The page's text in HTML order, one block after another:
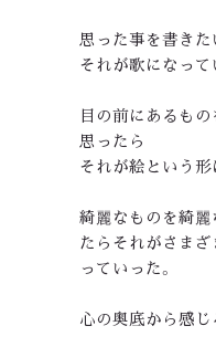
思った事を書き
それが歌になって
目の前にあるも
思ったら
それが絵という形
綺麗なものを綺
たらそれがさま
っていった。
心の奥底から感じ